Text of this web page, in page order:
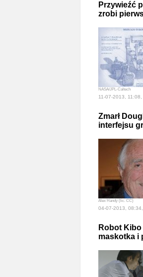
Przywieźć
zrobi
NASA/JPL-Caltech
11-07-2013, 11:08,
Zmarł
interfejsu
Alex Handy (lic. CC)
04-07-2013, 08:34,
Robot
maskotka i